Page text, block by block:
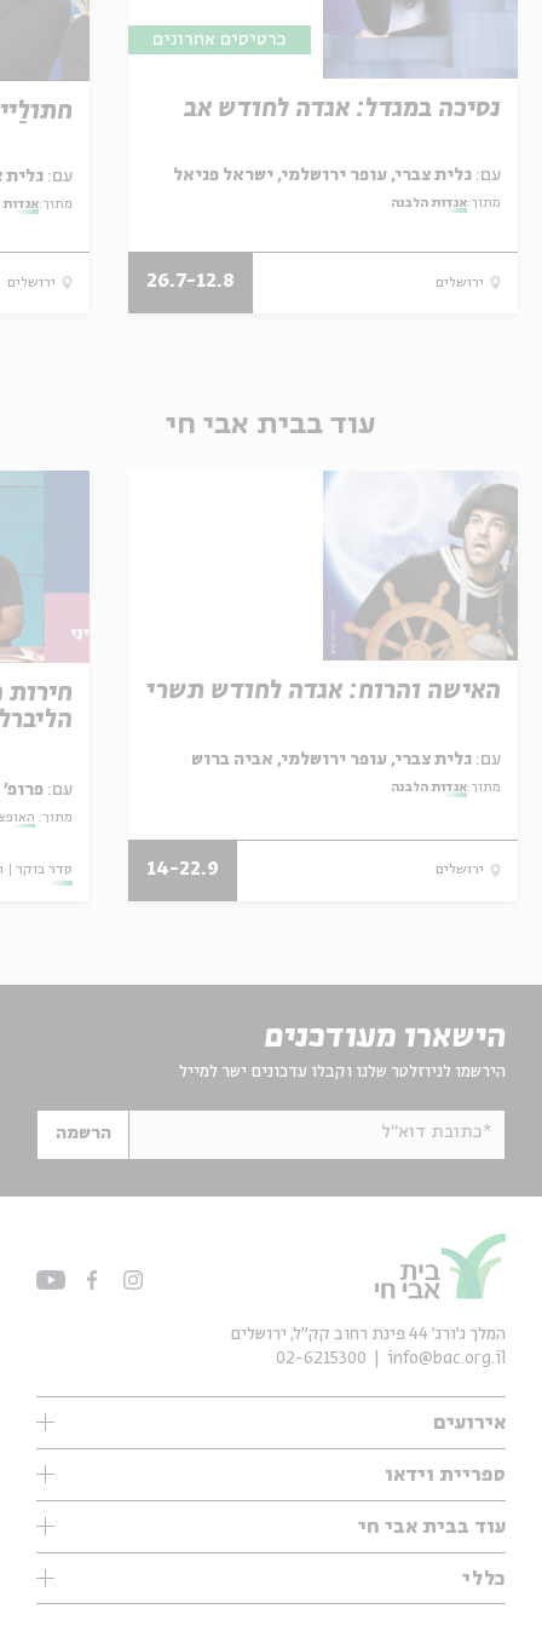
כרטיסים אחרונים
נסיכה במגדל: אגדה לחודש אב
עם:
מתוך:אגדות הלבנה
ירושלים 26.7-12.8
עם: גלית צברי, עופר ירושלמי
מתוך:
ירושלים
עוד בבית אבי חי
האישה והרוח: אגדה לחודש תשרי
עם:
מתוך:אגדות הלבנה
ירושלים 14-22.9
עם: פרופ'
מתוך:
סדר בוקר
הישארו מעודכנים
הירשמו לניוזלטר שלנו וקבלו עדכונים ישר למייל
*כתובת דוא"ל הרשמה
אירועים
עיון
אנגלית
נוער
ספריית וידאו
ילדים
מוזיקה
עיון
מיוחדים
עוד בבית אבי חי
תערוכות
מיוחדים
כללי
המלך ג'ורג' 44 פינת רחוב קק״ל, ירושלים
info@bac.org.il
02-6215300